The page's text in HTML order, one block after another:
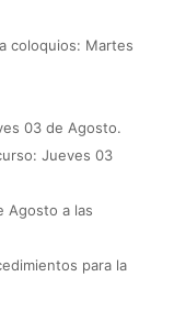
coloquios: Martes
03 de Agosto.
Jueves 03
Agosto a las
para la